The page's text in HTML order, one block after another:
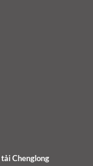
Chenglong